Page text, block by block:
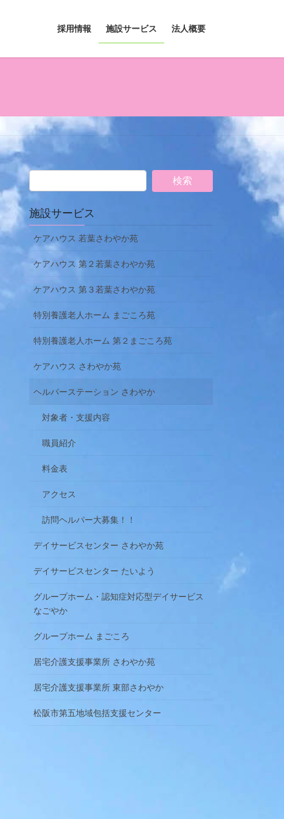
採用情報 施設サービス 法人概要
施設サービス
ケアハウス 若葉さわやか苑
ケアハウス 第２若葉さわやか苑
ケアハウス 第３若葉さわやか苑
特別養護老人ホーム まごころ苑
特別養護老人ホーム 第２まごころ苑
ケアハウス さわやか苑
ヘルパーステーション さわやか
対象者・支援内容
職員紹介
料金表
アクセス
訪問ヘルパー大募集！！
デイサービスセンター さわやか苑
デイサービスセンター たいよう
グループホーム・認知症対応型デイサービス
なごやか
グループホーム まごころ
居宅介護支援事業所 さわやか苑
居宅介護支援事業所 東部さわやか
松阪市第五地域包括支援センター